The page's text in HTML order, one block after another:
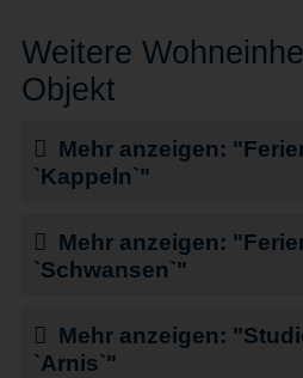
Weitere
Objekt
Mehr anzeigen:
`Kappeln`"
Mehr anzeigen:
`Schwansen`"
Mehr anzeigen:
`Arnis`"